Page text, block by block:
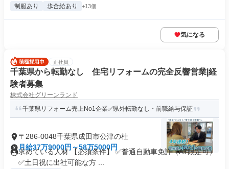
制服あり 歩合給あり +13個
気になる
正社員
千葉県から転勤なし 住宅リフォームの完全反響営業|経
験者募集
株式会社グリーンランド
千葉県リフォーム売上No1企業✅県外転勤なし・前職給与保証
〒286-0048千葉県成田市公津の杜
月給37万9000円～58万5000円
求めている人材 【必須条件】 ✅普通自動車免許（AT限定可）
✅土日祝に出社可能な方 ...